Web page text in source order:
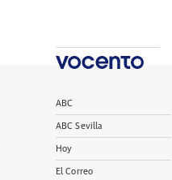
ABC
ABC Sevilla
Hoy
El Correo